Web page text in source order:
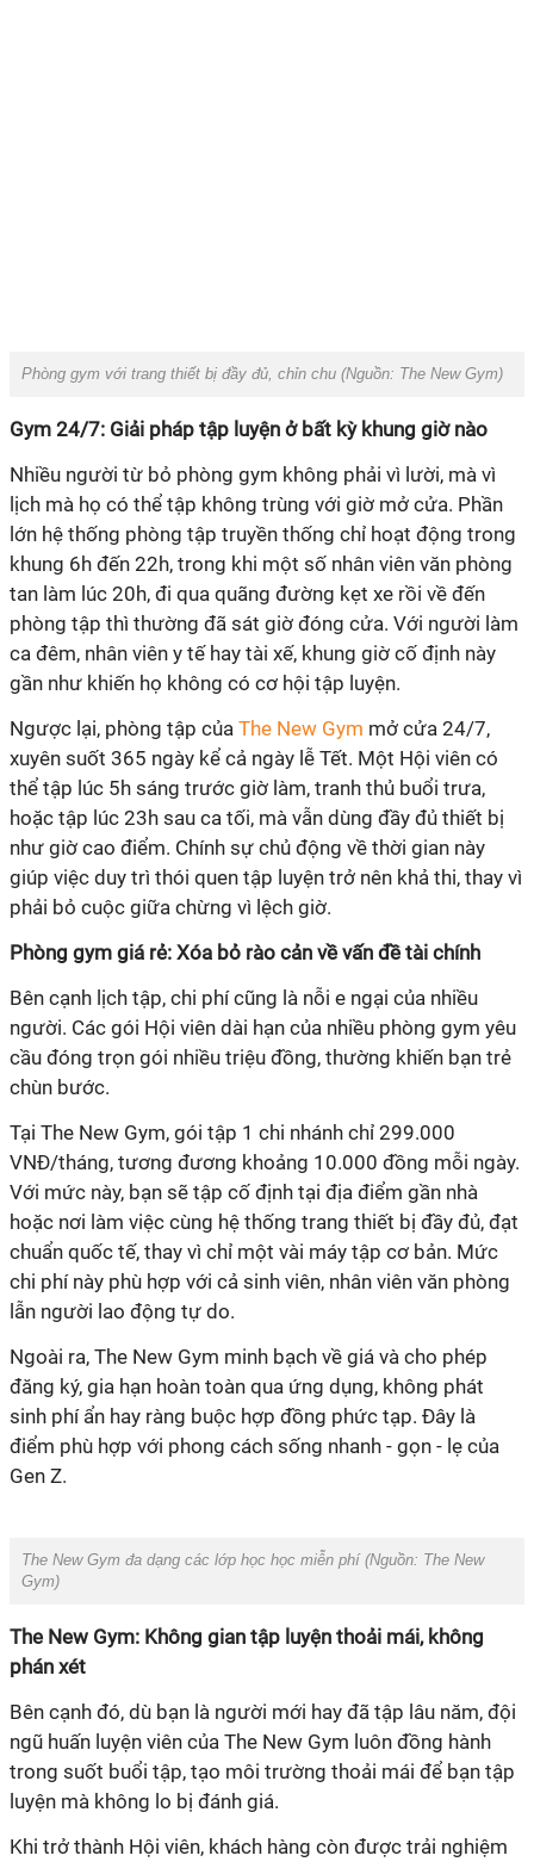
‏Phòng gym với trang thiết bị đầy đủ, chỉn chu (Nguồn: The New Gym)
‏Gym 24/7: Giải pháp tập luyện ở bất kỳ khung giờ nào
lịch mà họ có thể tập không trùng với giờ mở cửa. Phần
lớn hệ thống phòng tập truyền thống chỉ hoạt động trong
khung 6h đến 22h, trong khi một số nhân viên văn phòng
tan làm lúc 20h, đi qua quãng đường kẹt xe rồi về đến
phòng tập thì thường đã sát giờ đóng cửa. Với người làm
ca đêm, nhân viên y tế hay tài xế, khung giờ cố định này
xuyên suốt 365 ngày kể cả ngày lễ Tết. Một Hội viên có
thể tập lúc 5h sáng trước giờ làm, tranh thủ buổi trưa,
hoặc tập lúc 23h sau ca tối, mà vẫn dùng đầy đủ thiết bị
như giờ cao điểm. Chính sự chủ động về thời gian này
giúp việc duy trì thói quen tập luyện trở nên khả thi, thay vì
‏Phòng gym giá rẻ: Xóa bỏ rào cản về vấn đề tài chính
người. Các gói Hội viên dài hạn của nhiều phòng gym yêu
cầu đóng trọn gói nhiều triệu đồng, thường khiến bạn trẻ
VNĐ/tháng, tương đương khoảng 10.000 đồng mỗi ngày.
Với mức này, bạn sẽ tập cố định tại địa điểm gần nhà
hoặc nơi làm việc cùng hệ thống trang thiết bị đầy đủ, đạt
chuẩn quốc tế, thay vì chỉ một vài máy tập cơ bản. Mức
chi phí này phù hợp với cả sinh viên, nhân viên văn phòng
đăng ký, gia hạn hoàn toàn qua ứng dụng, không phát
sinh phí ẩn hay ràng buộc hợp đồng phức tạp. Đây là
điểm phù hợp với phong cách sống nhanh - gọn - lẹ của
‏The New Gym đa dạng các lớp học học miễn phí (Nguồn: The New
Gym)
phán xét
ngũ huấn luyện viên của The New Gym luôn đồng hành
trong suốt buổi tập, tạo môi trường thoải mái để bạn tập